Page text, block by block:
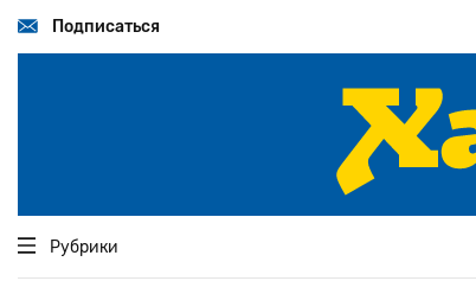
основномуПодписаться
Рубрики